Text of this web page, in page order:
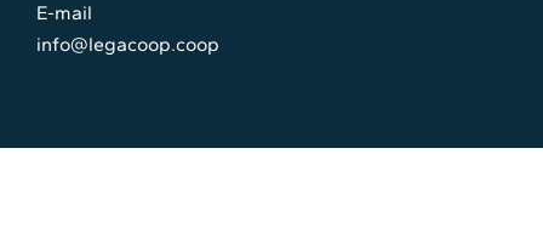
E-mail
info@legacoop.coop